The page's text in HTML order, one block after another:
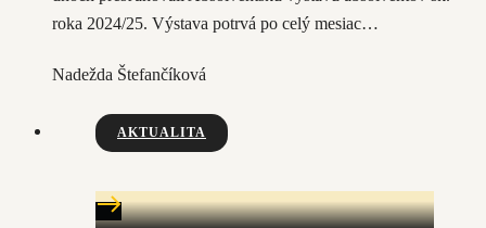
roka 2024/25. Výstava potrvá po celý mesiac…
Nadežda Štefančíková
AKTUALITA